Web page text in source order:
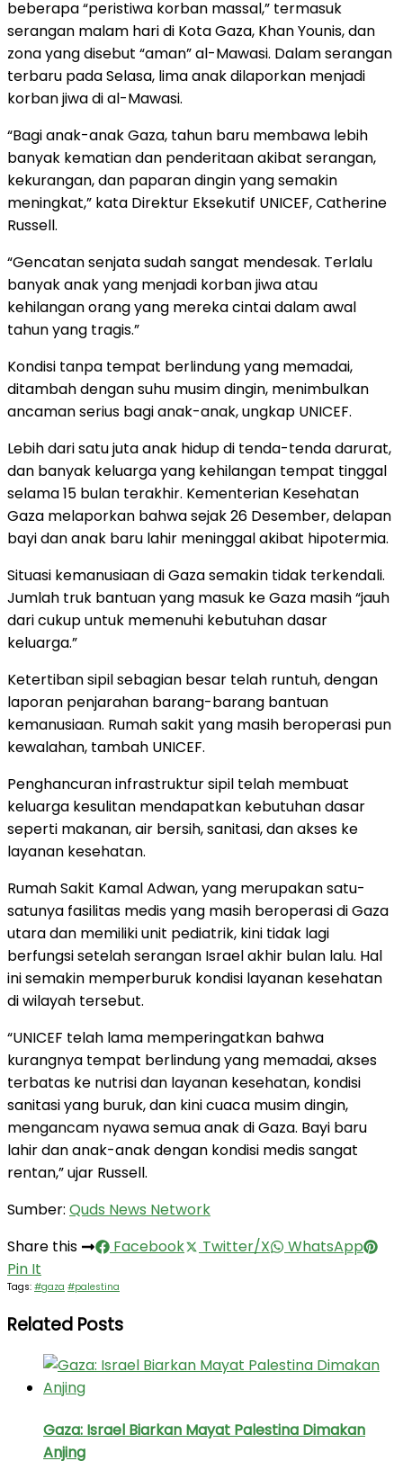
beberapa “peristiwa korban massal,” termasuk
serangan malam hari di Kota Gaza, Khan Younis, dan
zona yang disebut “aman” al-Mawasi. Dalam serangan
terbaru pada Selasa, lima anak dilaporkan menjadi
korban jiwa di al-Mawasi.
“Bagi anak-anak Gaza, tahun baru membawa lebih
banyak kematian dan penderitaan akibat serangan,
kekurangan, dan paparan dingin yang semakin
meningkat,” kata Direktur Eksekutif UNICEF, Catherine
Russell.
“Gencatan senjata sudah sangat mendesak. Terlalu
banyak anak yang menjadi korban jiwa atau
kehilangan orang yang mereka cintai dalam awal
tahun yang tragis.”
Kondisi tanpa tempat berlindung yang memadai,
ditambah dengan suhu musim dingin, menimbulkan
ancaman serius bagi anak-anak, ungkap UNICEF.
Lebih dari satu juta anak hidup di tenda-tenda darurat,
dan banyak keluarga yang kehilangan tempat tinggal
selama 15 bulan terakhir. Kementerian Kesehatan
Gaza melaporkan bahwa sejak 26 Desember, delapan
bayi dan anak baru lahir meninggal akibat hipotermia.
Situasi kemanusiaan di Gaza semakin tidak terkendali.
Jumlah truk bantuan yang masuk ke Gaza masih “jauh
dari cukup untuk memenuhi kebutuhan dasar
keluarga.”
Ketertiban sipil sebagian besar telah runtuh, dengan
laporan penjarahan barang-barang bantuan
kemanusiaan. Rumah sakit yang masih beroperasi pun
kewalahan, tambah UNICEF.
Penghancuran infrastruktur sipil telah membuat
keluarga kesulitan mendapatkan kebutuhan dasar
seperti makanan, air bersih, sanitasi, dan akses ke
layanan kesehatan.
Rumah Sakit Kamal Adwan, yang merupakan satu-
satunya fasilitas medis yang masih beroperasi di Gaza
utara dan memiliki unit pediatrik, kini tidak lagi
berfungsi setelah serangan Israel akhir bulan lalu. Hal
ini semakin memperburuk kondisi layanan kesehatan
di wilayah tersebut.
“UNICEF telah lama memperingatkan bahwa
kurangnya tempat berlindung yang memadai, akses
terbatas ke nutrisi dan layanan kesehatan, kondisi
sanitasi yang buruk, dan kini cuaca musim dingin,
mengancam nyawa semua anak di Gaza. Bayi baru
lahir dan anak-anak dengan kondisi medis sangat
rentan,” ujar Russell.
Sumber: Quds News Network
Share this
Facebook Twitter/X
WhatsApp
Pin It
Tags: #gaza #palestina
Related Posts
Gaza: Israel Biarkan Mayat Palestina Dimakan
Anjing